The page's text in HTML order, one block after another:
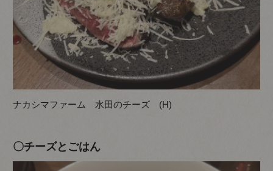
ナカシマファーム 水田のチーズ (H)
〇チーズとごはん